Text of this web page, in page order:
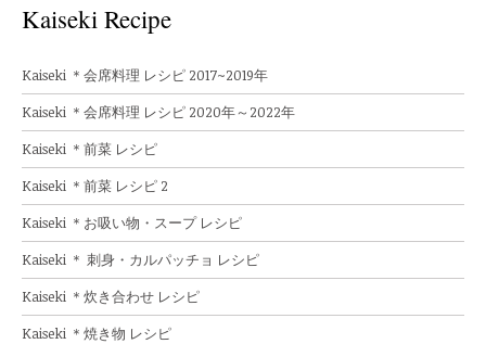
Kaiseki Recipe
Kaiseki ＊会席料理 レシピ 2017~2019年
Kaiseki ＊会席料理 レシピ 2020年～2022年
Kaiseki ＊前菜 レシピ
Kaiseki ＊前菜 レシピ 2
Kaiseki ＊お吸い物・スープ レシピ
Kaiseki ＊ 刺身・カルパッチョ レシピ
Kaiseki ＊炊き合わせ レシピ
Kaiseki ＊焼き物 レシピ